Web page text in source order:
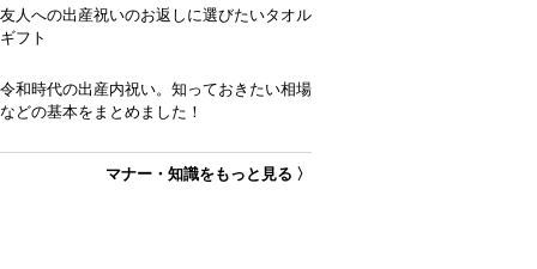
友人への出産祝いのお返しに選びたいタオル
ギフト
令和時代の出産内祝い。知っておきたい相場
などの基本をまとめました！
マナー・知識をもっと見る 〉